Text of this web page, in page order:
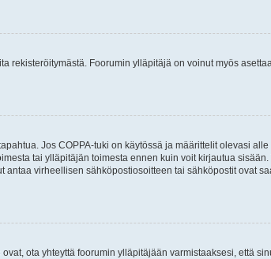
Foorumin ylläpitäjä on voinut myös
Jos COPPA-tuki on käytössä ja määrittelit olevasi
tai ylläpitäjän toimesta ennen kuin voit kirjautua
virheellisen sähköpostiosoitteen tai sähköpostit ovat
ota yhteyttä foorumin ylläpitäjään varmistaaksesi, että